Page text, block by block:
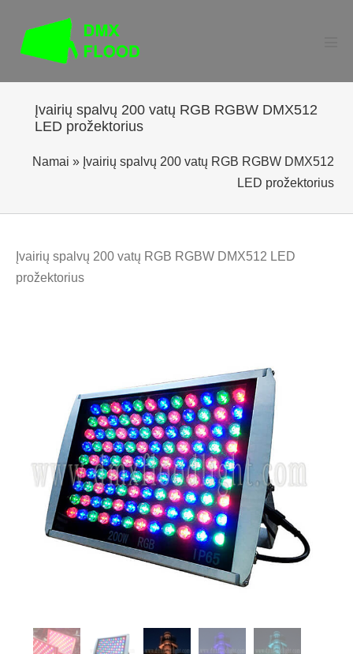
turinio
Įvairių spalvų 200 vatų RGB RGBW DMX512
LED prožektorius
Namai » Įvairių spalvų 200 vatų RGB RGBW DMX512
LED prožektorius
Įvairių spalvų 200 vatų RGB RGBW DMX512 LED
prožektorius